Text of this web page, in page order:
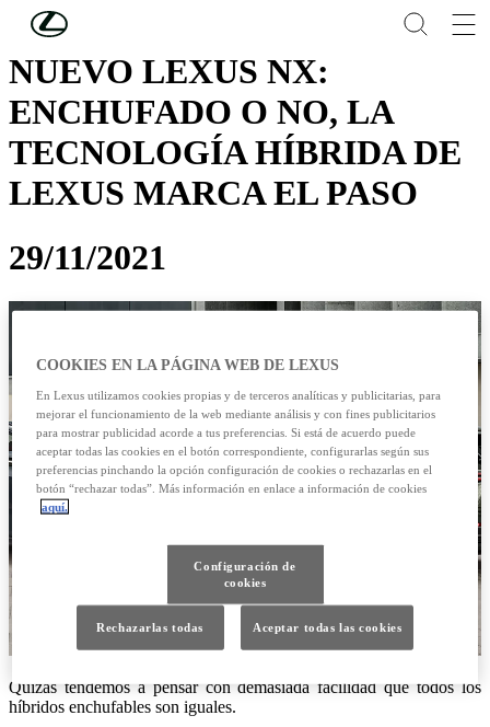
Skip to Main Content
NUEVO LEXUS NX:
ENCHUFADO O NO, LA
TECNOLOGÍA HÍBRIDA DE
LEXUS MARCA EL PASO
29/11/2021
Quizás tendemos a pensar con demasiada facilidad que todos los
híbridos enchufables son iguales.
COOKIES EN LA PÁGINA WEB DE LEXUS
En Lexus utilizamos cookies propias y de terceros analíticas y publicitarias, para
mejorar el funcionamiento de la web mediante análisis y con fines publicitarios
para mostrar publicidad acorde a tus preferencias. Si está de acuerdo puede
aceptar todas las cookies en el botón correspondiente, configurarlas según sus
preferencias pinchando la opción configuración de cookies o rechazarlas en el
botón “rechazar todas”. Más información en enlace a información de cookies
aquí.
Configuración de
cookies
Rechazarlas todas Aceptar todas las cookies